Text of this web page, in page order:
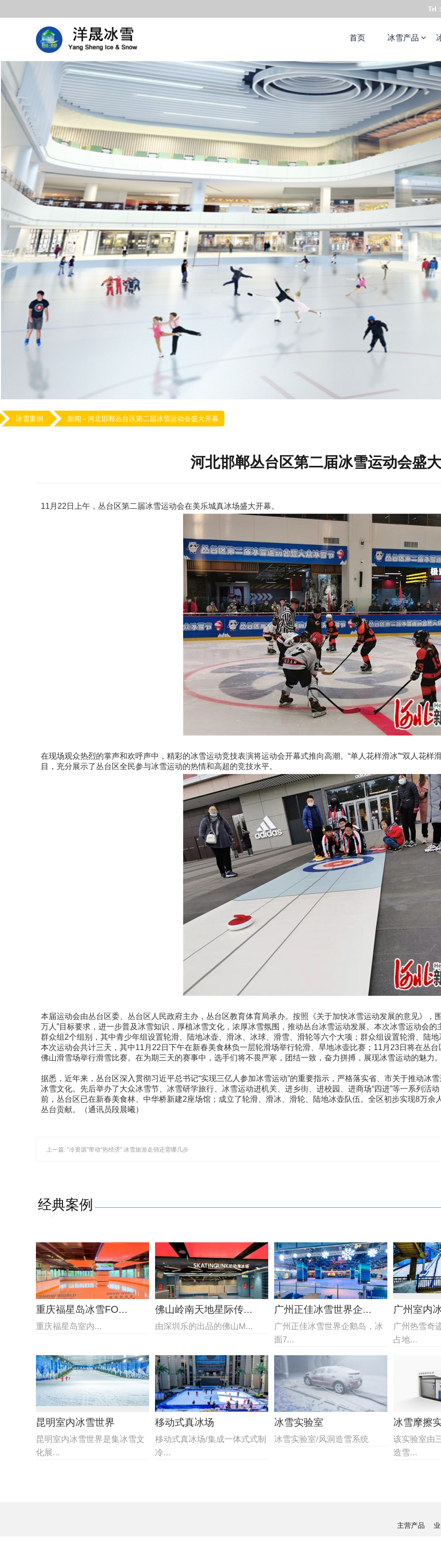
Tel
首页 冰雪产品
冰雪案例 新闻 - 河北邯郸丛台区第二届冰雪运动会盛大开幕
河北邯郸丛台区第二届冰雪运动会盛
11月22日上午，丛台区第二届冰雪运动会在美乐城真冰场盛大开幕。
在现场观众热烈的掌声和欢呼声中，精彩的冰雪运动竞技表演将运动会开幕式推向高潮。“单人花样滑冰”“双人花样
目，充分展示了丛台区全民参与冰雪运动的热情和高超的竞技水平。
本届运动会由丛台区委、丛台区人民政府主办，丛台区教育体育局承办。按照《关于加快冰雪运动发展的意见》，
万人”目标要求，进一步普及冰雪知识，厚植冰雪文化，浓厚冰雪氛围，推动丛台冰雪运动发展。本次冰雪运动会的
群众组2个组别，其中青少年组设置轮滑、陆地冰壶、滑冰、冰球、滑雪、滑轮等六个大项；群众组设置轮滑、陆
本次运动会共计三天，其中11月22日下午在新春美食林负一层轮滑场举行轮滑、旱地冰壶比赛；11月23日将在丛
佛山滑雪场举行滑雪比赛。在为期三天的赛事中，选手们将不畏严寒，团结一致，奋力拼搏，展现冰雪运动的魅力
据悉，近年来，丛台区深入贯彻习近平总书记“实现三亿人参加冰雪运动”的重要指示，严格落实省、市关于推动冰
冰雪文化。先后举办了大众冰雪节、冰雪研学旅行、冰雪运动进机关、进乡街、进校园、进商场“四进”等一系列活
前，丛台区已在新春美食林、中华桥新建2座场馆；成立了轮滑、滑冰、滑轮、陆地冰壶队伍。全区初步实现8万
丛台贡献。（通讯员段晨曦）
上一篇: “冷资源”带动“热经济” 冰雪旅游走俏还需哪几步
经典案例
重庆福星岛冰雪FO...
重庆福星岛室内...
佛山岭南天地星际传...
由深圳乐的出品的佛山M...
广州正佳冰雪世界企...
广州正佳冰雪世界企鹅岛，冰
面7...
广州室内
广州热雪奇
占地...
昆明室内冰雪世界
昆明室内冰雪世界是集冰雪文
化展...
移动式真冰场
移动式真冰场/集成一体式式制
冷...
冰雪实验室
冰雪实验室/风洞造雪系统
冰雪摩擦
该实验室由
造雪...
主营产品